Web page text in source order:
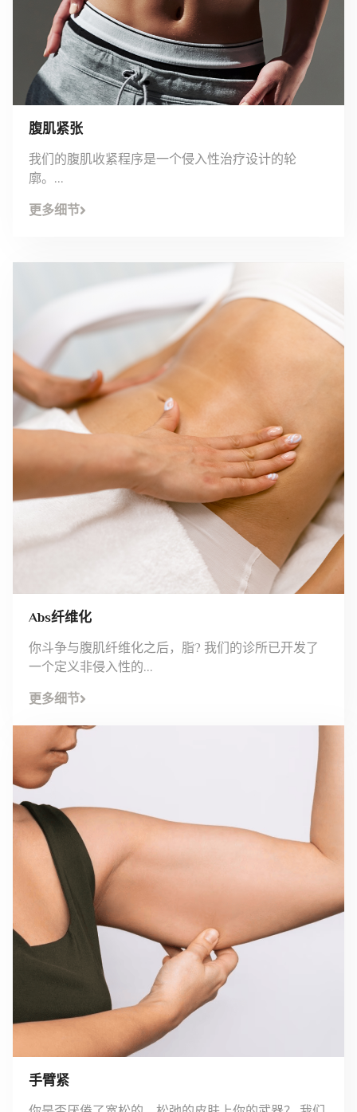
腹肌紧张
我们的腹肌收紧程序是一个侵入性治疗设计的轮
廓。...
更多细节
Abs纤维化
你斗争与腹肌纤维化之后，脂? 我们的诊所已开发了
一个定义非侵入性的...
更多细节
手臂紧